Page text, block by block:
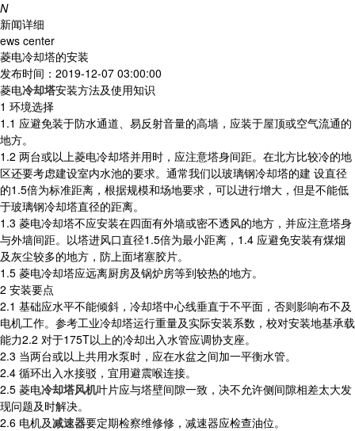
N
新闻详细
ews center
菱电冷却塔的安装
发布时间：2019-12-07 03:00:00
菱电冷却塔安装方法及使用知识
1 环境选择
1.1 应避免装于防水通道、易反射音量的高墙，应装于屋顶或空气流通的
地方。
1.2 两台或以上菱电冷却塔并用时，应注意塔身间距。在北方比较冷的地
区还要考虑建设室内水池的要求。通常我们以玻璃钢冷却塔的建 设直径
的1.5倍为标准距离，根据规模和场地要求，可以进行增大，但是不能低
于玻璃钢冷却塔直径的距离。
1.3 菱电冷却塔不应安装在四面有外墙或密不透风的地方，并应注意塔身
与外墙间距。以塔进风口直径1.5倍为最小距离，1.4 应避免安装有煤烟
及灰尘较多的地方，防上面堵塞胶片。
1.5 菱电冷却塔应远离厨房及锅炉房等到较热的地方。
2 安装要点
2.1 基础应水平不能倾斜，冷却塔中心线垂直于不平面，否则影响布不及
电机工作。参考工业冷却塔运行重量及实际安装系数，校对安装地基承载
能力2.2 对于175T以上的冷却出入水管应调协支座。
2.3 当两台或以上共用水泵时，应在水盆之间加一平衡水管。
2.4 循环出入水接驳，宜用避震喉连接。
2.5 菱电冷却塔风机叶片应与塔壁间隙一致，决不允许侧间隙相差太大发
现问题及时解决。
2.6 电机及减速器要定期检察维修修，减速器应检查油位。